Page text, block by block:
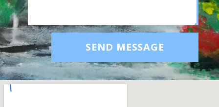
SEND MESSAGE